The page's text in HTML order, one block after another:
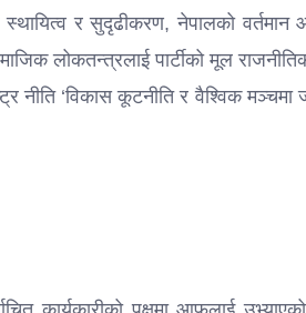
स्थायित्व र सुदृढीकरण, नेपालको वर्तमान
लोकतन्त्रलाई पार्टीको मूल राजनीतिक
नीति ‘विकास कूटनीति र वैश्विक मञ्चमा